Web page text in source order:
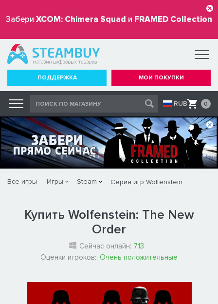
Забери XCOM: Chimera Squad и FRAMED Collection
бесплатно
ПОДДЕРЖКА МОИ ПОКУПКИ
RUB 0
Все игры Игры Steam Серия игр Wolfenstein
Купить Wolfenstein: The New
Order
Сейчас онлайн: 713
Оценки игроков:: Очень положительные